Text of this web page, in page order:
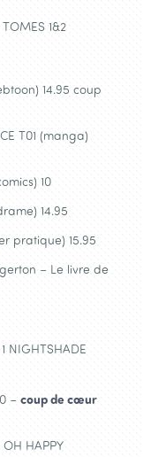
1&2
14.95 coup
T01 (manga)
10
14.95
pratique) 15.95
– Le livre de
NIGHTSHADE
– coup de cœur
OH HAPPY